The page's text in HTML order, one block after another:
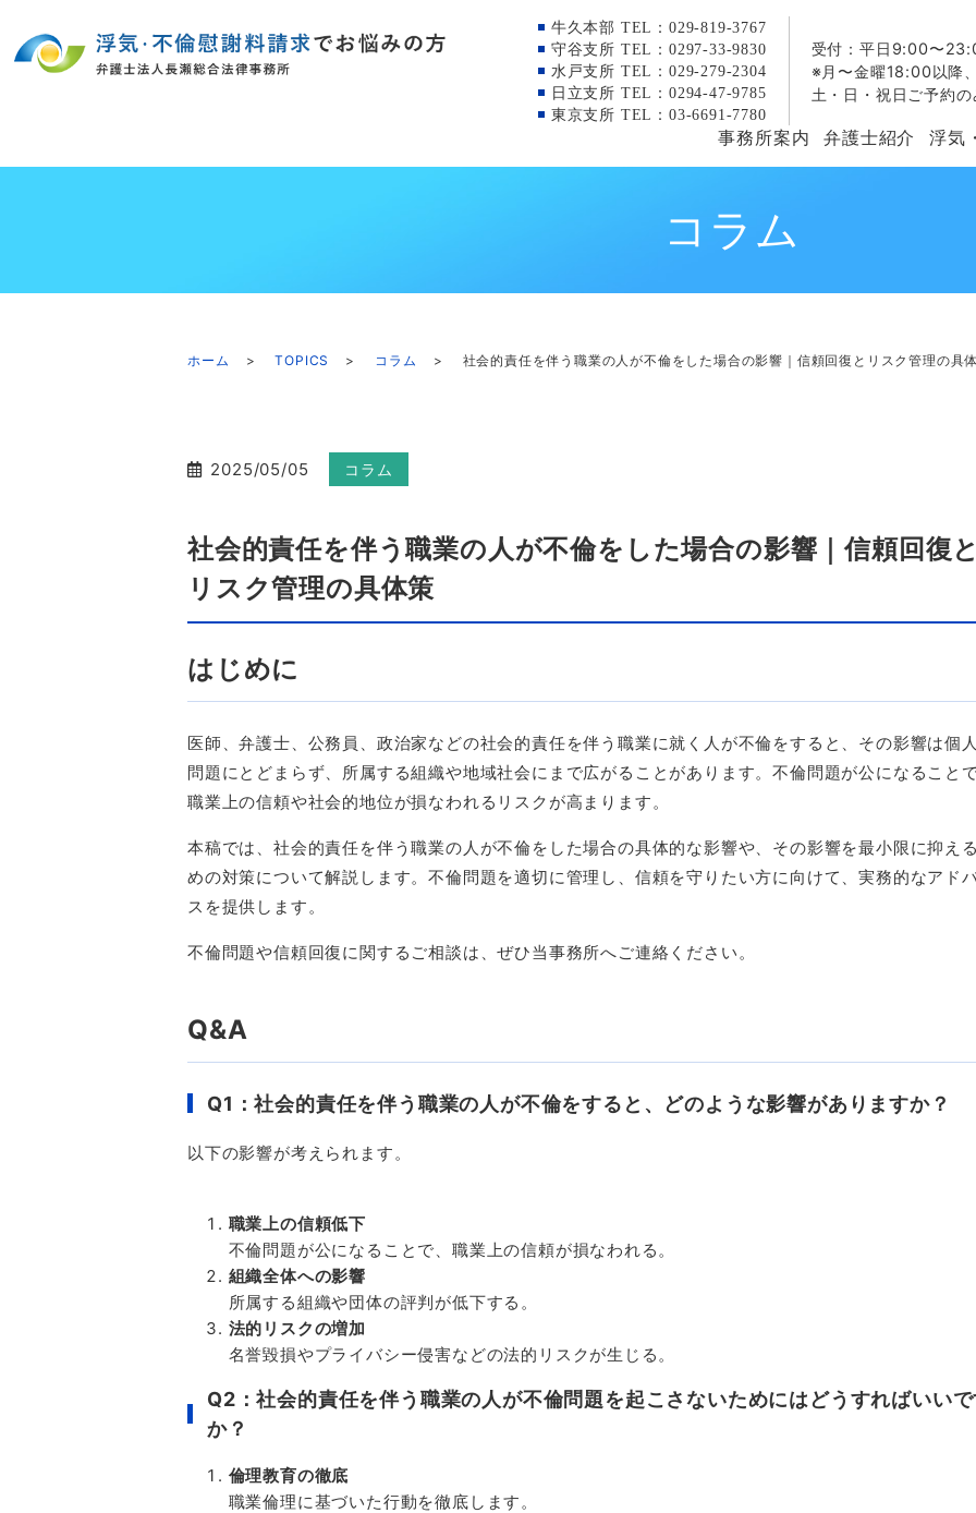
事務所案内 弁護士紹介 浮気
牛久本部 TEL：029-819-3767
守谷支所 TEL：0297-33-9830
水戸支所 TEL：029-279-2304
日立支所 TEL：0294-47-9785
東京支所 TEL：03-6691-7780
受付：平日9:00〜
※月〜金曜18:00以降
土・日・祝日ご予約
コラム
ホーム TOPICS コラム 社会的責任を伴う職業の人が不倫をした場合の影響｜信頼回復とリスク管理の具
2025/05/05 コラム
社会的責任を伴う職業の人が不倫をした場合の影響｜信頼回復
リスク管理の具体策
はじめに
医師、弁護士、公務員、政治家などの社会的責任を伴う職業に就く人が不倫をすると、その影響は個
問題にとどまらず、所属する組織や地域社会にまで広がることがあります。不倫問題が公になること
職業上の信頼や社会的地位が損なわれるリスクが高まります。
本稿では、社会的責任を伴う職業の人が不倫をした場合の具体的な影響や、その影響を最小限に抑え
めの対策について解説します。不倫問題を適切に管理し、信頼を守りたい方に向けて、実務的なアド
スを提供します。
不倫問題や信頼回復に関するご相談は、ぜひ当事務所へご連絡ください。
Q&A
Q1 ：社会的責任を伴う職業の人が不倫をすると、どのような影響がありますか？
以下の影響が考えられます。
職業上の信頼低下
不倫問題が公になることで、職業上の信頼が損なわれる。
組織全体への影響
所属する組織や団体の評判が低下する。
法的リスクの増加
名誉毀損やプライバシー侵害などの法的リスクが生じる。
Q2 ：社会的責任を伴う職業の人が不倫問題を起こさないためにはどうすればいい
か？
倫理教育の徹底
職業倫理に基づいた行動を徹底します。